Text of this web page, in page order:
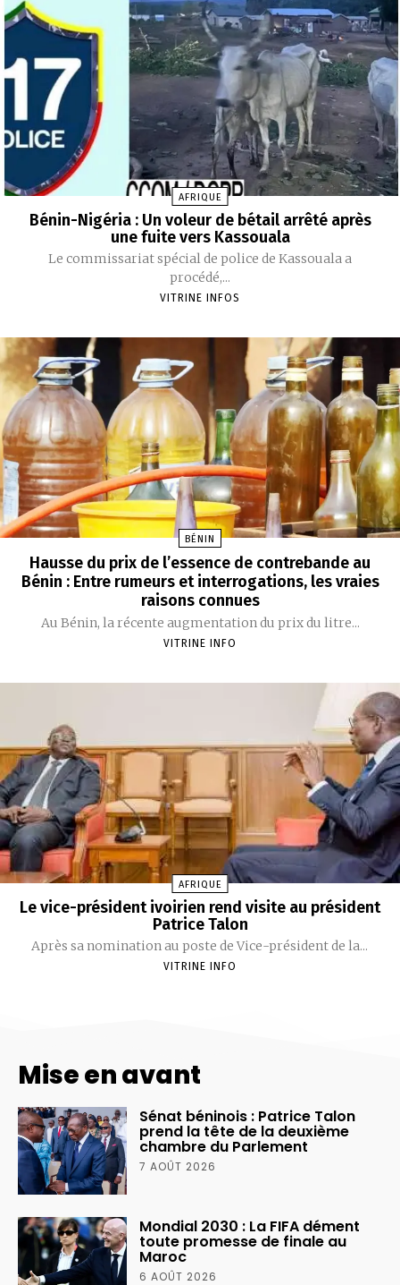
AFRIQUE
‎‎Bénin-Nigéria : Un voleur de bétail arrêté après
une fuite vers Kassouala
‎Le commissariat spécial de police de Kassouala a
procédé,...
VITRINE INFOS
BÉNIN
Hausse du prix de l’essence de contrebande au
Bénin : Entre rumeurs et interrogations, les vraies
raisons connues
Au Bénin, la récente augmentation du prix du litre...
VITRINE INFO
AFRIQUE
Le vice-président ivoirien rend visite au président
Patrice Talon
Après sa nomination au poste de Vice-président de la...
VITRINE INFO
Mise en avant
Sénat béninois : Patrice Talon
prend la tête de la deuxième
chambre du Parlement
7 AOÛT 2026
Mondial 2030 : La FIFA dément
toute promesse de finale au
Maroc
6 AOÛT 2026